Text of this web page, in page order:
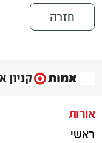
חזרה
אורות
ראשי